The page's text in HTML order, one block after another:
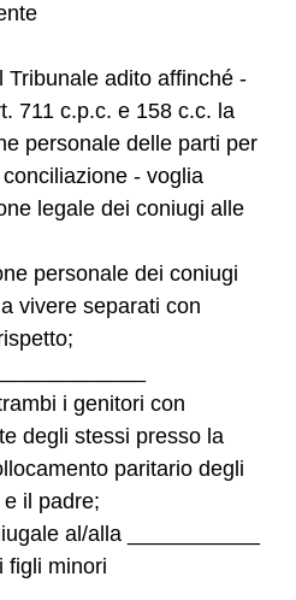
adito affinché -
711 c.p.c. e 158 c.c. la
personale delle parti per
- voglia
legale dei coniugi alle
personale dei coniugi
vivere separati con
i genitori con
degli stessi presso la
paritario degli
il padre;
al/alla ___________
figli minori